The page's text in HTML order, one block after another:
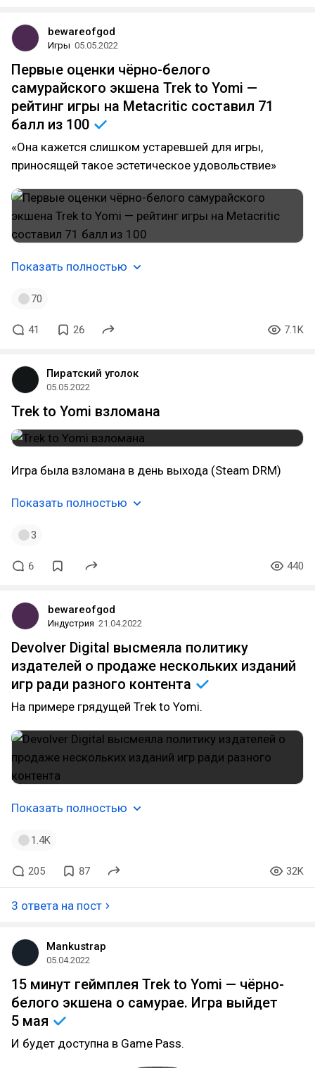
bewareofgod
Игры 05.05.2022
Первые оценки чёрно-белого
самурайского экшена Trek to Yomi —
рейтинг игры на Metacritic составил 71
балл из 100
«Она кажется слишком устаревшей для игры,
приносящей такое эстетическое удовольствие»
Показать полностью
70
41 26 7.1K
Пиратский уголок
05.05.2022
Trek to Yomi взломана
Игра была взломана в день выхода (Steam DRM)
Показать полностью
3
6 440
bewareofgod
Индустрия 21.04.2022
Devolver Digital высмеяла политику
издателей о продаже нескольких изданий
игр ради разного контента
На примере грядущей Trek to Yomi.
Показать полностью
1.4K
205 87 32K
3 ответа на пост
Mankustrap
05.04.2022
15 минут геймплея Trek to Yomi — чёрно-
белого экшена о самурае. Игра выйдет
5 мая
И будет доступна в Game Pass.